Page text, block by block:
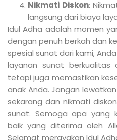
Nikmati Diskon:
langsung dari biaya
Idul Adha adalah momen
dengan penuh berkah dan
spesial sunat dari kami,
layanan sunat berkualitas
tetapi juga memastikan
anak Anda. Jangan
sekarang dan nikmati
sunat. Semoga apa yang
baik yang diterima oleh
Selamat merayakan Idul